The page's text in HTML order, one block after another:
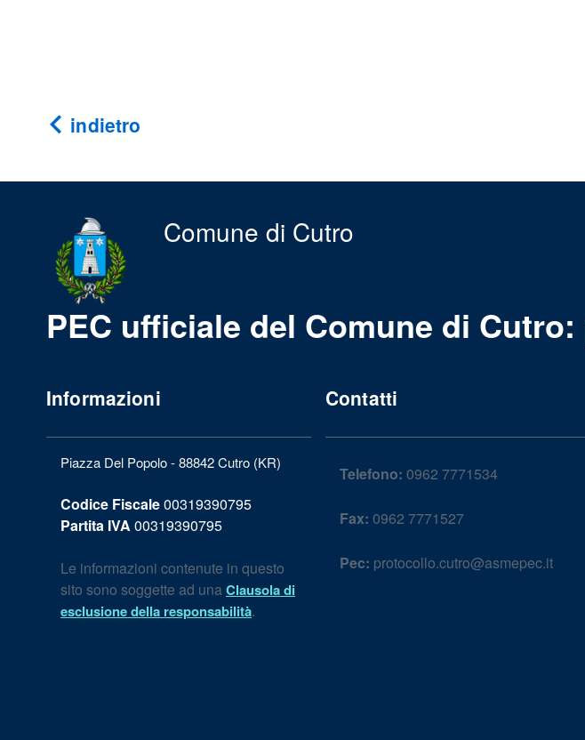
indietro
Comune di Cutro
PEC ufficiale del Comune di Cutro:
Informazioni
Piazza Del Popolo - 88842 Cutro (KR)
Codice Fiscale00319390795
Partita IVA 00319390795
Le informazioni contenute in questo
sito sono soggette ad unaClausola di
esclusione della responsabilità.
Contatti
Telefono: 0962 7771534
Fax: 0962 7771527
Pec: protocollo.cutro@asmepec.it